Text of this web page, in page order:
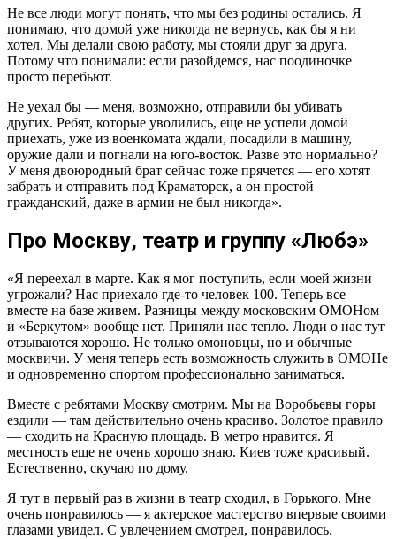
Не все люди могут понять, что мы без родины остались. Я
понимаю, что домой уже никогда не вернусь, как бы я ни
хотел. Мы делали свою работу, мы стояли друг за друга.
Потому что понимали: если разойдемся, нас поодиночке
просто перебьют.
Не уехал бы — меня, возможно, отправили бы убивать
других. Ребят, которые уволились, еще не успели домой
приехать, уже из военкомата ждали, посадили в машину,
оружие дали и погнали на юго-восток. Разве это нормально?
У меня двоюродный брат сейчас тоже прячется — его хотят
забрать и отправить под Краматорск, а он простой
гражданский, даже в армии не был никогда».
Про Москву, театр и группу «Любэ»
«Я переехал в марте. Как я мог поступить, если моей жизни
угрожали? Нас приехало где-то человек 100. Теперь все
вместе на базе живем. Разницы между московским ОМОНом
и «Беркутом» вообще нет. Приняли нас тепло. Люди о нас тут
отзываются хорошо. Не только омоновцы, но и обычные
москвичи. У меня теперь есть возможность служить в ОМОНе
и одновременно спортом профессионально заниматься.
Вместе с ребятами Москву смотрим. Мы на Воробьевы горы
ездили — там действительно очень красиво. Золотое правило
— сходить на Красную площадь. В метро нравится. Я
местность еще не очень хорошо знаю. Киев тоже красивый.
Естественно, скучаю по дому.
Я тут в первый раз в жизни в театр сходил, в Горького. Мне
очень понравилось — я актерское мастерство впервые своими
глазами увидел. С увлечением смотрел, понравилось.